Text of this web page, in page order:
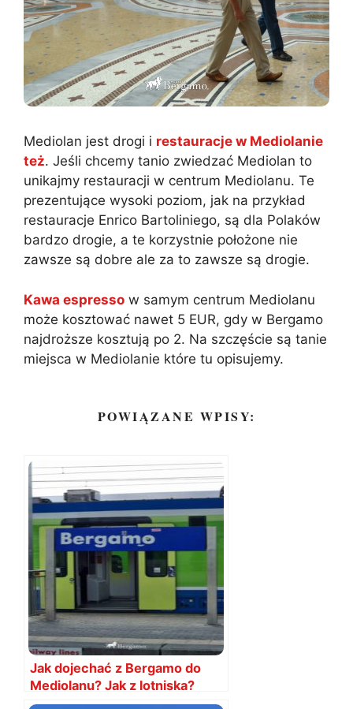
Mediolan jest drogi i restauracje w Mediolanie
też. Jeśli chcemy tanio zwiedzać Mediolan to
unikajmy restauracji w centrum Mediolanu. Te
prezentujące wysoki poziom, jak na przykład
restauracje Enrico Bartoliniego, są dla Polaków
bardzo drogie, a te korzystnie położone nie
zawsze są dobre ale za to zawsze są drogie.
Kawa espresso w samym centrum Mediolanu
może kosztować nawet 5 EUR, gdy w Bergamo
najdroższe kosztują po 2. Na szczęście są tanie
miejsca w Mediolanie które tu opisujemy.
POWIĄZANE WPISY:
Jak dojechać z Bergamo do
Mediolanu? Jak z lotniska?
Ceny, rozkłady 2026